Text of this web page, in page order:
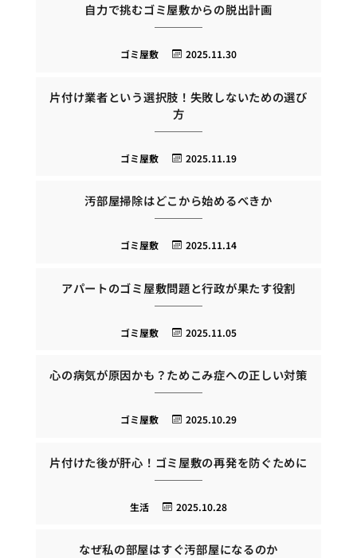
自力で挑むゴミ屋敷からの脱出計画
2025.11.30
ゴミ屋敷
片付け業者という選択肢！失敗しないための選び
方
2025.11.19
ゴミ屋敷
汚部屋掃除はどこから始めるべきか
2025.11.14
ゴミ屋敷
アパートのゴミ屋敷問題と行政が果たす役割
2025.11.05
ゴミ屋敷
心の病気が原因かも？ためこみ症への正しい対策
2025.10.29
ゴミ屋敷
片付けた後が肝心！ゴミ屋敷の再発を防ぐために
2025.10.28
生活
なぜ私の部屋はすぐ汚部屋になるのか